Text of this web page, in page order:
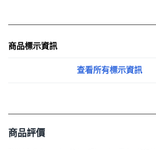
商品標示資訊
查看所有標示資訊
商品評價